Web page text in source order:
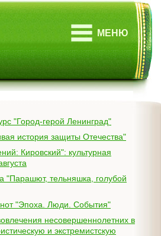
МЕНЮ
"Город-герой Ленинград"
история защиты Отечества"
"Эпоха. Люди. События"
и экстремистскую